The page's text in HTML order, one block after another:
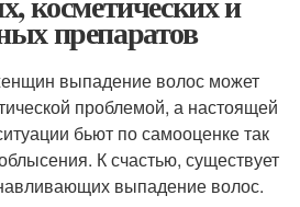
препаратов
выпадение волос может
проблемой, а настоящей
бьют по самооценке так
К счастью, существует
выпадение волос.